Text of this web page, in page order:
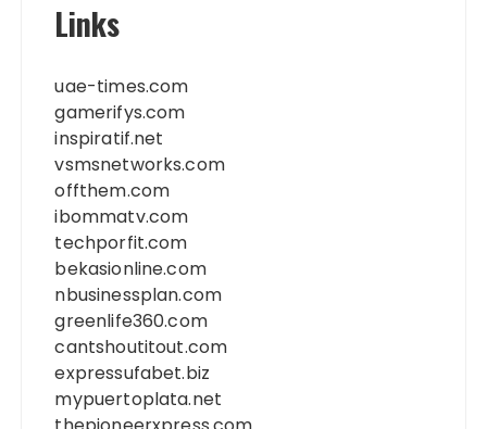
Links
uae-times.com
gamerifys.com
inspiratif.net
vsmsnetworks.com
offthem.com
ibommatv.com
techporfit.com
bekasionline.com
nbusinessplan.com
greenlife360.com
cantshoutitout.com
expressufabet.biz
mypuertoplata.net